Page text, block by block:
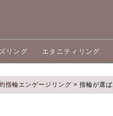
リング エタニティリング
指輪エンゲージリング > 指輪が選